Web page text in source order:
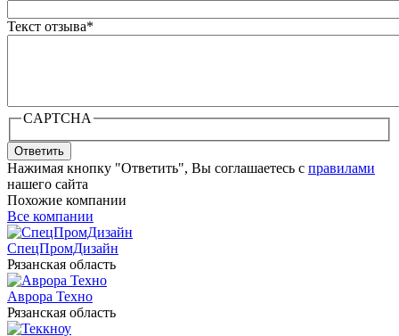
Текст отзыва*
CAPTCHA
Ответить
Нажимая кнопку "Ответить", Вы соглашаетесь с правилами
нашего сайта
Похожие компании
Все компании
СпецПромДизайн
Рязанская область
Аврора Техно
Рязанская область